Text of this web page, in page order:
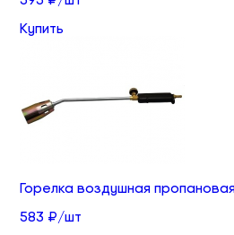
Купить
Горелка воздушная
583 ₽/шт